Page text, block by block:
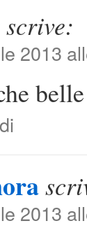
scrive:
2013
2013